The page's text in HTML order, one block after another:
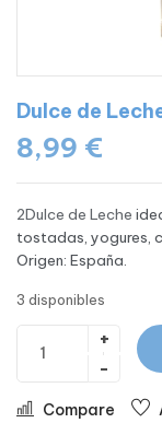
Dulce de
8,99 €
2Dulce de Leche
tostadas, yogures,
Origen: España.
3 disponibles
Compare